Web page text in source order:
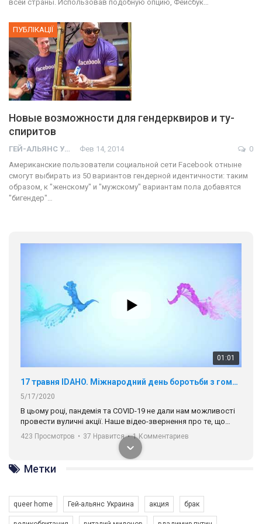
всей страны. Использовав подобную опцию, Фейсбук…
ПУБЛІКАЦІЇ
Новые возможности для гендерквиров и ту-
спиритов
ГЕЙ-АЛЬЯНС УКРАИНА Фев 14, 2014
0
Американские пользователи социальной сети Facebook отныне
смогут выбирать из 50 вариантов гендерной идентичности: таким
образом, к "женскому" и "мужскому" вариантам пола добавятся
"бигендер"…
01:01
17 травня IDAHO. Міжнародний день боротьби з гомофобією трансфобією і біфобія.
5/17/2020
В цьому році, пандемія та COVІD-19 не дали нам можливості
провести вуличні акції. Наше відео-звернення про те, що
навіть коли ми у різних містах та не можемо зустрінеться, ми
разом. Ми закликаємо всіх хто поділяє цінності рівності та
солідарності, приєднатися до нас. Регіональні підрозділи
ГАУ є в 16 областях України.
Разом наш голос лунає гучніше!
423 Просмотров • 37 Нравится • 1 Комментариев
Метки
queer home Гей-альянс Украина акция брак